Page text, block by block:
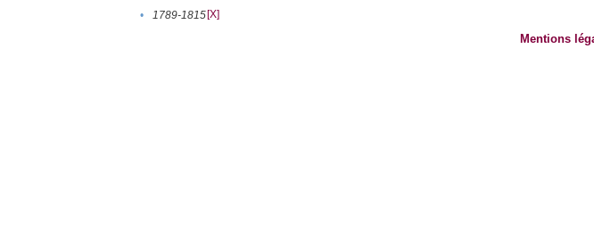
•
1789-1815[X]
Mentions